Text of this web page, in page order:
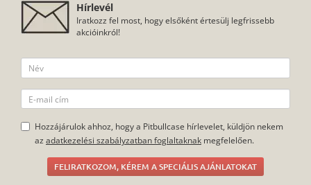
Hírlevél
Iratkozz fel most, hogy elsőként értesülj legfrissebb
akcióinkról!
Hozzájárulok ahhoz, hogy a Pitbullcase hírlevelet, küldjön nekem
az adatkezelési szabályzatban foglaltaknak megfelelően.
FELIRATKOZOM, KÉREM A SPECIÁLIS AJÁNLATOKAT